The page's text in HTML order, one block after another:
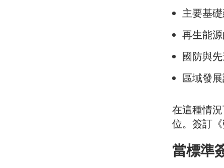
主要基
再生能
國防與
區域發
在這種情
位。簽訂
當標準